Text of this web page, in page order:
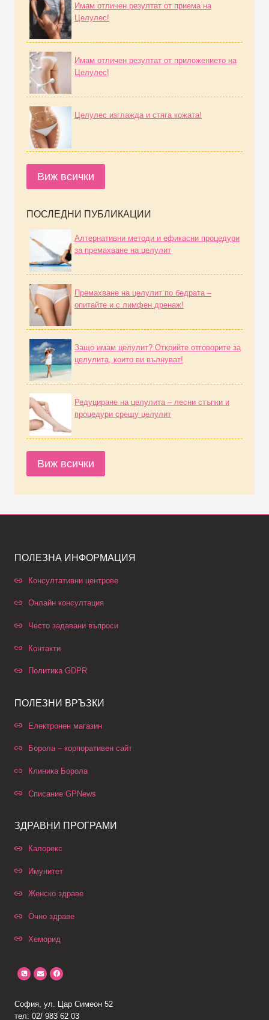
Имам отличен резултат от приема на
Целулес!
Имам отличен резултат от приложението на
Целулес!
Целулес изглажда и стяга кожата!
Виж всички
ПОСЛЕДНИ ПУБЛИКАЦИИ
Алтернативни методи и ефикасни процедури
за премахване на целулит
Премахване на целулит по бедрата –
опитайте и с лимфен дренаж!
Защо имам целулит? Открийте отговорите за
целулита, които ви вълнуват!
Редуциране на целулита – лесни стъпки и
процедури срещу целулит
Виж всички
ПОЛЕЗНА ИНФОРМАЦИЯ
Консултативни центрове
Онлайн консултация
Често задавани въпроси
Контакти
Политика GDPR
ПОЛЕЗНИ ВРЪЗКИ
Електронен магазин
Борола – корпоративен сайт
Клиника Борола
Списание GPNews
ЗДРАВНИ ПРОГРАМИ
Калорекс
Имунитет
Женско здраве
Очно здраве
Хеморид
София, ул. Цар Симеон 52
тел: 02/ 983 62 03